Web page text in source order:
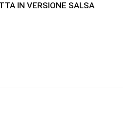
IN VERSIONE SALSA